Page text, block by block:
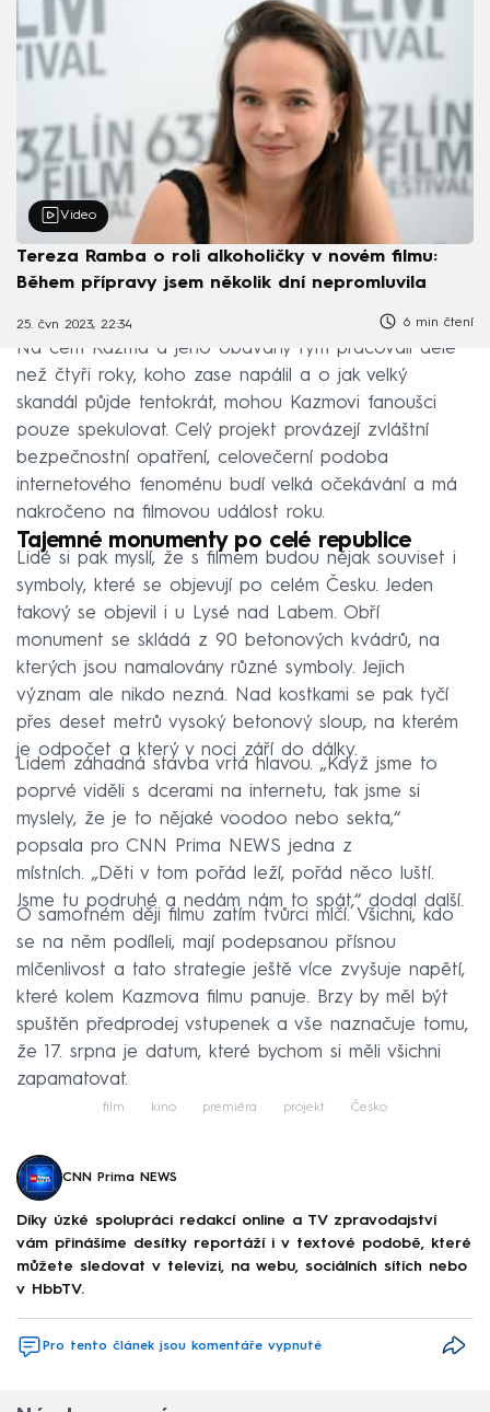
Video
Tereza Ramba o roli alkoholičky v novém filmu:
Během přípravy jsem několik dní nepromluvila
25. čvn 2023, 22:34 6 min čtení
Na čem Kazma a jeho obávaný tým pracovali déle
než čtyři roky, koho zase napálil a o jak velký
skandál půjde tentokrát, mohou Kazmovi fanoušci
pouze spekulovat. Celý projekt provázejí zvláštní
bezpečnostní opatření, celovečerní podoba
internetového fenoménu budí velká očekávání a má
nakročeno na filmovou událost roku.
Tajemné monumenty po celé republice
Lidé si pak myslí, že s filmem budou nějak souviset i
symboly, které se objevují po celém Česku. Jeden
takový se objevil i u Lysé nad Labem. Obří
monument se skládá z 90 betonových kvádrů, na
kterých jsou namalovány různé symboly. Jejich
význam ale nikdo nezná. Nad kostkami se pak tyčí
přes deset metrů vysoký betonový sloup, na kterém
je odpočet a který v noci září do dálky.
Lidem záhadná stavba vrtá hlavou. „Když jsme to
poprvé viděli s dcerami na internetu, tak jsme si
myslely, že je to nějaké voodoo nebo sekta,“
popsala pro CNN Prima NEWS jedna z
místních. „Děti v tom pořád leží, pořád něco luští.
Jsme tu podruhé a nedám nám to spát,“ dodal další.
O samotném ději filmu zatím tvůrci mlčí. Všichni, kdo
se na něm podíleli, mají podepsanou přísnou
mlčenlivost a tato strategie ještě více zvyšuje napětí,
které kolem Kazmova filmu panuje. Brzy by měl být
spuštěn předprodej vstupenek a vše naznačuje tomu,
že 17. srpna je datum, které bychom si měli všichni
zapamatovat.
film kino premiéra projekt Česko
CNN Prima NEWS
Díky úzké spolupráci redakcí online a TV zpravodajství
vám přinášíme desítky reportáží i v textové podobě, které
můžete sledovat v televizi, na webu, sociálních sítích nebo
v HbbTV.
Pro tento článek jsou komentáře vypnuté